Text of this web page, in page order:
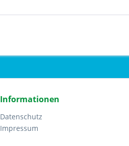
Informationen
Datenschutz
Impressum